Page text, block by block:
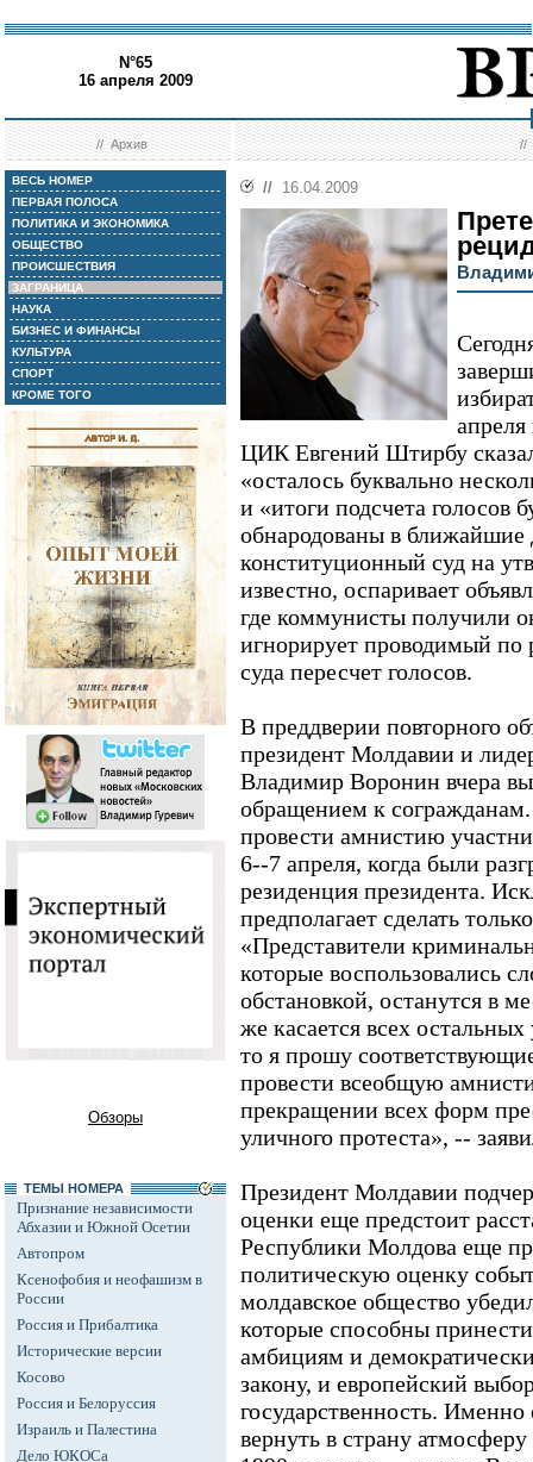
N°65
16 апреля 2009
//Архив //
ВЕСЬ НОМЕР
ПЕРВАЯ ПОЛОСА
ПОЛИТИКА И ЭКОНОМИКА
ОБЩЕСТВО
ПРОИСШЕСТВИЯ
ЗАГРАНИЦА
НАУКА
БИЗНЕС И ФИНАНСЫ
КУЛЬТУРА
СПОРТ
КРОМЕ ТОГО
Обзоры
ТЕМЫ НОМЕРА
Признание независимости
Абхазии и Южной Осетии
Автопром
Ксенофобия и неофашизм в
России
Россия и Прибалтика
Исторические версии
Косово
Россия и Белоруссия
Израиль и Палестина
Дело ЮКОСа
// 16.04.2009
апреля
ЦИК Евгений Штирбу
«осталось буквально
и «итоги подсчета голосов
обнародованы в ближайшие
конституционный суд на
известно, оспаривает
где коммунисты получили
игнорирует проводимый
суда пересчет голосов.
В преддверии повторного
президент Молдавии и
Владимир Воронин вчера
обращением к
провести амнистию
6--7 апреля, когда были
резиденция президента.
предполагает сделать
«Представители
которые воспользовались
обстановкой, останутся в
же касается всех
то я прошу
провести всеобщую
прекращении всех форм
уличного протеста», --
Президент Молдавии
оценки еще предстоит
Республики Молдова еще
политическую оценку
молдавское общество
которые способны
амбициям и
закону, и европейский
государственность.
вернуть в страну